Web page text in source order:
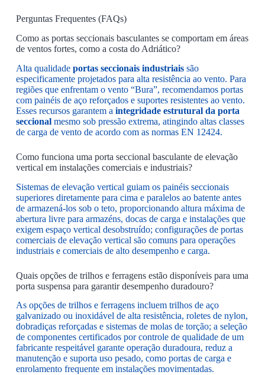
Perguntas Frequentes (FAQs)
Como as portas seccionais basculantes se comportam em áreas
de ventos fortes, como a costa do Adriático?
Alta qualidade portas seccionais industriaissão
especificamente projetados para alta resistência ao vento. Para
regiões que enfrentam o vento “Bura”, recomendamos portas
com painéis de aço reforçados e suportes resistentes ao vento.
Esses recursos garantem a integridade estrutural da porta
seccionalmesmo sob pressão extrema, atingindo altas classes
de carga de vento de acordo com as normas EN 12424.
Como funciona uma porta seccional basculante de elevação
vertical em instalações comerciais e industriais?
Sistemas de elevação vertical guiam os painéis seccionais
superiores diretamente para cima e paralelos ao batente antes
de armazená-los sob o teto, proporcionando altura máxima de
abertura livre para armazéns, docas de carga e instalações que
exigem espaço vertical desobstruído; configurações de portas
comerciais de elevação vertical são comuns para operações
industriais e comerciais de alto desempenho e carga.
Quais opções de trilhos e ferragens estão disponíveis para uma
porta suspensa para garantir desempenho duradouro?
As opções de trilhos e ferragens incluem trilhos de aço
galvanizado ou inoxidável de alta resistência, roletes de nylon,
dobradiças reforçadas e sistemas de molas de torção; a seleção
de componentes certificados por controle de qualidade de um
fabricante respeitável garante operação duradoura, reduz a
manutenção e suporta uso pesado, como portas de carga e
enrolamento frequente em instalações movimentadas.